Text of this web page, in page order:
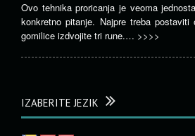
Ovo tehnika proricanja je veoma
konkretno pitanje. Najpre treba postaviti
gomilice izdvojite tri rune.… >>>>
IZABERITE JEZIK